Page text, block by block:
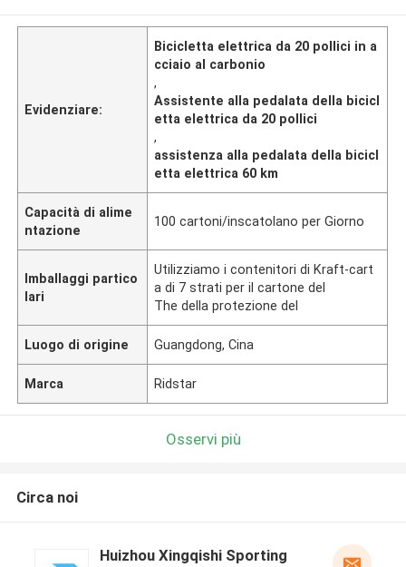
Evidenziare:
Bicicletta elettrica da 20 pollici in a
cciaio al carbonio
,
Assistente alla pedalata della bicicl
etta elettrica da 20 pollici
,
assistenza alla pedalata della bicicl
etta elettrica 60 km
Capacità di alime
ntazione
100 cartoni/inscatolano per Giorno
Imballaggi partico
lari
Utilizziamo i contenitori di Kraft-cart
a di 7 strati per il cartone del
The della protezione del
Luogo di origine Guangdong, Cina
Marca Ridstar
Osservi più
Circa noi
Huizhou Xingqishi Sporting